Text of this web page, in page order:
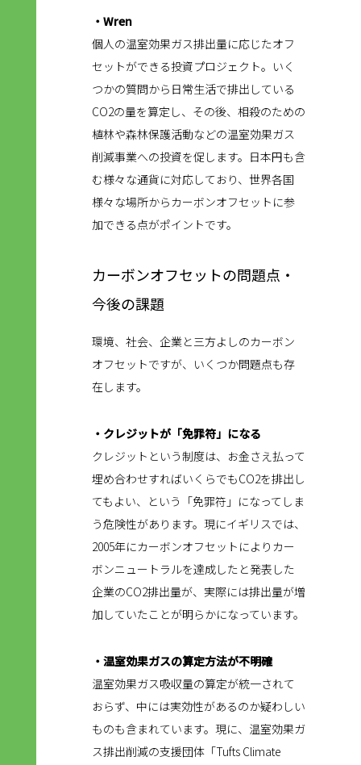
・Wren
個人の温室効果ガス排出量に応じたオフ
セットができる投資プロジェクト。いく
つかの質問から日常生活で排出している
CO2の量を算定し、その後、相殺のための
植林や森林保護活動などの温室効果ガス
削減事業への投資を促します。日本円も含
む様々な通貨に対応しており、世界各国
様々な場所からカーボンオフセットに参
加できる点がポイントです。
カーボンオフセットの問題点・
今後の課題
環境、社会、企業と三方よしのカーボン
オフセットですが、いくつか問題点も存
在します。
・クレジットが「免罪符」になる
クレジットという制度は、お金さえ払って
埋め合わせすればいくらでもCO2を排出し
てもよい、という「免罪符」になってしま
う危険性があります。現にイギリスでは、
2005年にカーボンオフセットによりカー
ボンニュートラルを達成したと発表した
企業のCO2排出量が、実際には排出量が増
加していたことが明らかになっています。
・温室効果ガスの算定方法が不明確
温室効果ガス吸収量の算定が統一されて
おらず、中には実効性があるのか疑わしい
ものも含まれています。現に、温室効果ガ
ス排出削減の支援団体「Tufts Climate